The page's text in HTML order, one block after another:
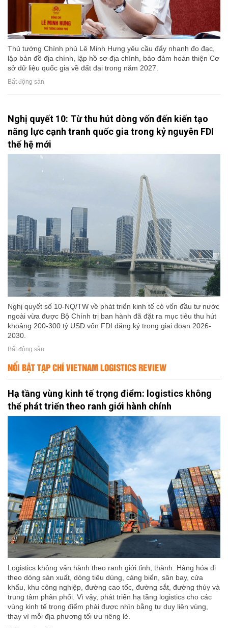
Thủ tướng Chính phủ Lê Minh Hưng yêu cầu đẩy nhanh đo đạc,
lập bản đồ địa chính, lập hồ sơ địa chính, bảo đảm hoàn thiện Cơ
sở dữ liệu quốc gia về đất đai trong năm 2027.
Bất động sản
Nghị quyết 10: Từ thu hút dòng vốn đến kiến tạo
năng lực cạnh tranh quốc gia trong kỷ nguyên FDI
thế hệ mới
Nghị quyết số 10-NQ/TW về phát triển kinh tế có vốn đầu tư nước
ngoài vừa được Bộ Chính trị ban hành đã đặt ra mục tiêu thu hút
khoảng 200-300 tỷ USD vốn FDI đăng ký trong giai đoạn 2026-
2030.
Bất động sản
NỔI BẬT TẠP CHÍ VIETNAM LOGISTICS REVIEW
Hạ tầng vùng kinh tế trọng điểm: logistics không
thể phát triển theo ranh giới hành chính
Logistics không vận hành theo ranh giới tỉnh, thành. Hàng hóa đi
theo dòng sản xuất, dòng tiêu dùng, cảng biển, sân bay, cửa
khẩu, khu công nghiệp, đường cao tốc, đường sắt, đường thủy và
trung tâm phân phối. Vì vậy, phát triển hạ tầng logistics cho các
vùng kinh tế trọng điểm phải được nhìn bằng tư duy liên vùng,
thay vì mỗi địa phương tối ưu riêng lẻ.